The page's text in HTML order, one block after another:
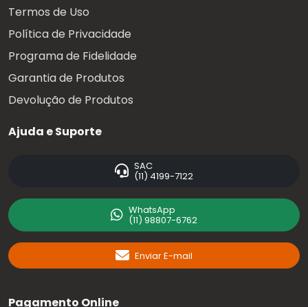
Termos de Uso
Política de Privacidade
Programa de Fidelidade
Garantia de Produtos
Devolução de Produtos
Ajuda e Suporte
SAC
(11) 4199-7122
WhatsApp
(11) 98807-6762
Enviar E-mail
Pagamento Online